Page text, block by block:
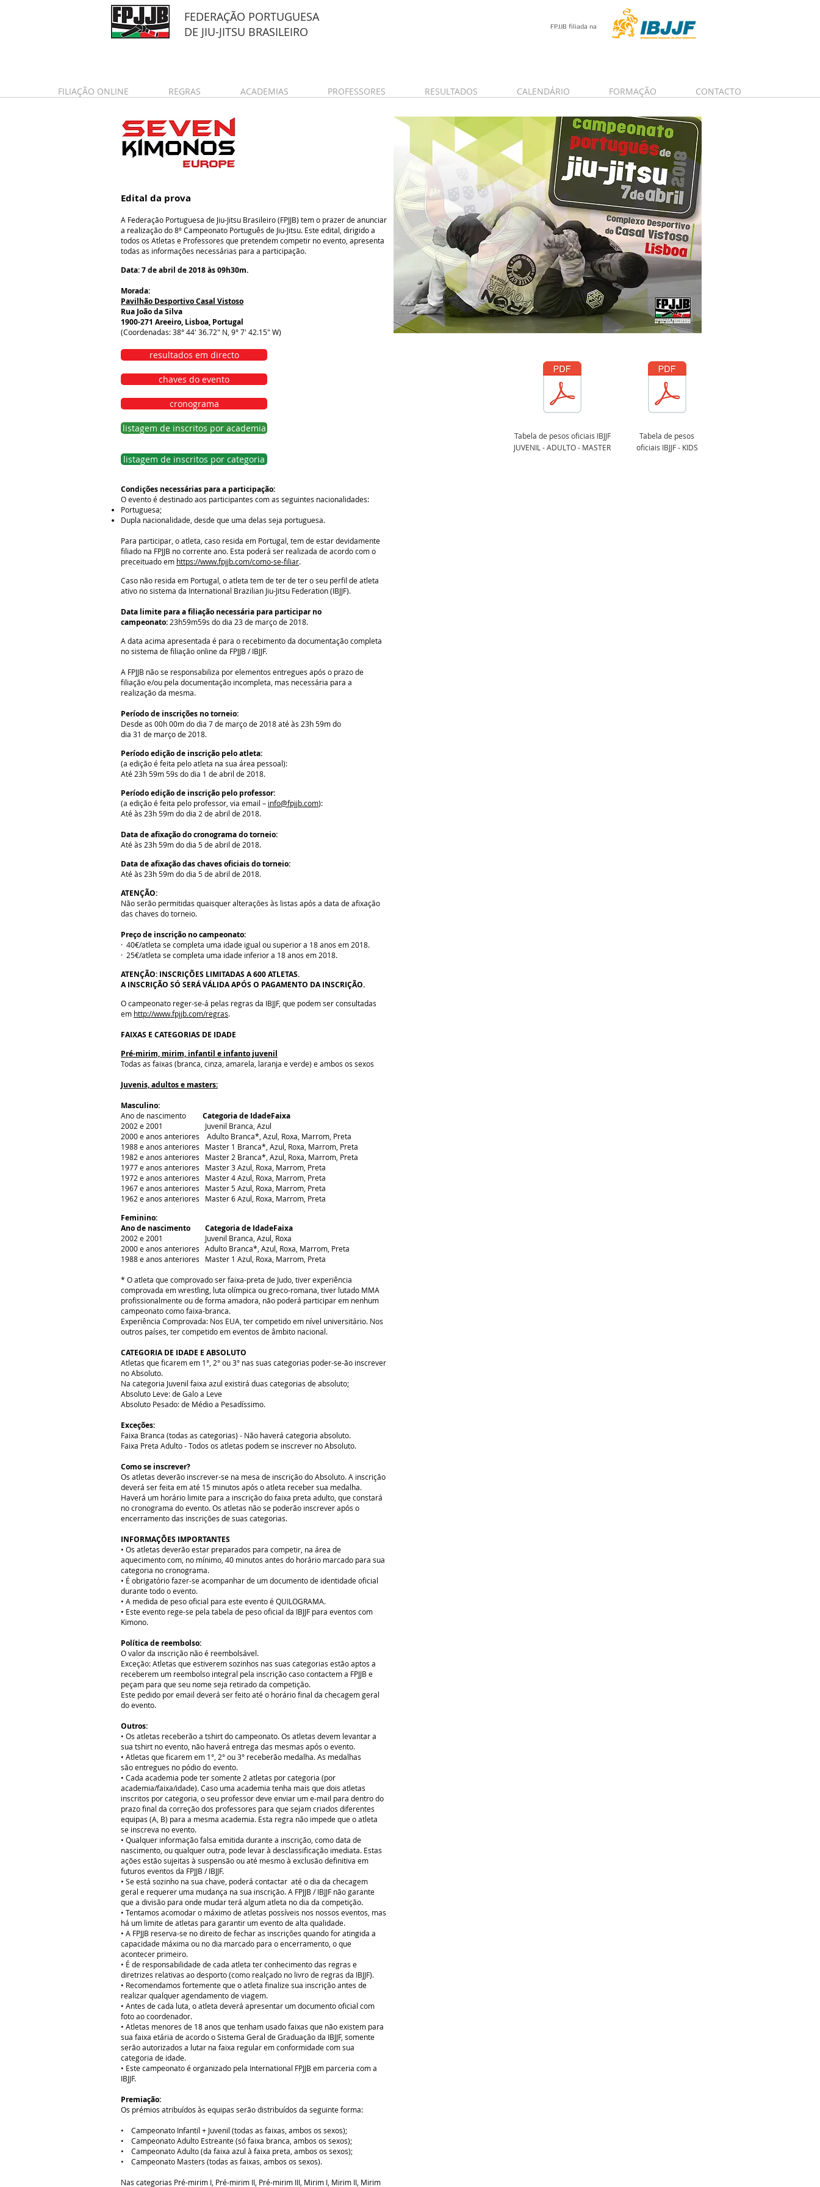
FEDERAÇÃO PORTUGUESA
DE JIU-JITSU BRASILEIRO FPJJB filiada na
FILIAÇÃO ONLINE REGRAS ACADEMIAS PROFESSORES RESULTADOS CALENDÁRIO FORMAÇÃO CONTACTO
Edital da prova
A Federação Portuguesa de Jiu-Jitsu Brasileiro (FPJJB) tem o prazer de anunciar
a realização do 8º Campeonato Português de Jiu-Jitsu. Este edital, dirigido a
todos os Atletas e Professores que pretendem competir no evento, apresenta
todas as informações necessárias para a participação.
Data: 7 de abril de 2018 às 09h30m.
Morada:
Pavilhão Desportivo Casal Vistoso
Rua João da Silva
1900-271 Areeiro, Lisboa, Portugal
(Coordenadas: 38° 44' 36.72" N, 9° 7' 42.15" W)
Condições necessárias para a participação:
O evento é destinado aos participantes com as seguintes nacionalidades:
Portuguesa;
Dupla nacionalidade, desde que uma delas seja portuguesa.
Para participar, o atleta, caso resida em Portugal, tem de estar devidamente
filiado na FPJJB no corrente ano. Esta poderá ser realizada de acordo com o
preceituado em https://www.fpjjb.com/como-se-filiar.
Caso não resida em Portugal, o atleta tem de ter de ter o seu perfil de atleta
ativo no sistema da International Brazilian Jiu-Jitsu Federation (IBJJF).
Data limite para a filiação necessária para participar no
campeonato: 23h59m59s do dia 23 de março de 2018.
A data acima apresentada é para o recebimento da documentação completa
no sistema de filiação online da FPJJB / IBJJF.
A FPJJB não se responsabiliza por elementos entregues após o prazo de
filiação e/ou pela documentação incompleta, mas necessária para a
realização da mesma.
Período de inscrições no torneio:
Desde as 00h 00m do dia 7 de março de 2018 até às 23h 59m do
dia 31 de março de 2018.
Período edição de inscrição pelo atleta:
(a edição é feita pelo atleta na sua área pessoal):
Até 23h 59m 59s do dia 1 de abril de 2018.
Período edição de inscrição pelo professor:
(a edição é feita pelo professor, via email – info@fpjjb.com):
Até às 23h 59m do dia 2 de abril de 2018.
Data de afixação do cronograma do torneio:
Até às 23h 59m do dia 5 de abril de 2018.
Data de afixação das chaves oficiais do torneio:
Até às 23h 59m do dia 5 de abril de 2018.
ATENÇÃO:
Não serão permitidas quaisquer alterações às listas após a data de afixação
das chaves do torneio.
Preço de inscrição no campeonato:
· 40€/atleta se completa uma idade igual ou superior a 18 anos em 2018.
· 25€/atleta se completa uma idade inferior a 18 anos em 2018.
ATENÇÃO: INSCRIÇÕES LIMITADAS A 600 ATLETAS.
A INSCRIÇÃO SÓ SERÁ VÁLIDA APÓS O PAGAMENTO DA INSCRIÇÃO.
O campeonato reger-se-á pelas regras da IBJJF, que podem ser consultadas
em http://www.fpjjb.com/regras.
FAIXAS E CATEGORIAS DE IDADE
Pré-mirim, mirim, infantil e infanto juvenil
Todas as faixas (branca, cinza, amarela, laranja e verde) e ambos os sexos
Juvenis, adultos e masters:
Masculino:
Ano de nascimento Categoria de IdadeFaixa
2002 e 2001 Juvenil Branca, Azul
2000 e anos anteriores Adulto Branca*, Azul, Roxa, Marrom, Preta
1988 e anos anteriores Master 1 Branca*, Azul, Roxa, Marrom, Preta
1982 e anos anteriores Master 2 Branca*, Azul, Roxa, Marrom, Preta
1977 e anos anteriores Master 3 Azul, Roxa, Marrom, Preta
1972 e anos anteriores Master 4 Azul, Roxa, Marrom, Preta
1967 e anos anteriores Master 5 Azul, Roxa, Marrom, Preta
1962 e anos anteriores Master 6 Azul, Roxa, Marrom, Preta
Feminino:
Ano de nascimento Categoria de IdadeFaixa
2002 e 2001 Juvenil Branca, Azul, Roxa
2000 e anos anteriores Adulto Branca*, Azul, Roxa, Marrom, Preta
1988 e anos anteriores Master 1 Azul, Roxa, Marrom, Preta
* O atleta que comprovado ser faixa-preta de Judo, tiver experiência
comprovada em wrestling, luta olímpica ou greco-romana, tiver lutado MMA
profissionalmente ou de forma amadora, não poderá participar em nenhum
campeonato como faixa-branca.
Experiência Comprovada: Nos EUA, ter competido em nível universitário. Nos
outros países, ter competido em eventos de âmbito nacional.
CATEGORIA DE IDADE E ABSOLUTO
Atletas que ficarem em 1°, 2° ou 3° nas suas categorias poder-se-ão inscrever
no Absoluto.
Na categoria Juvenil faixa azul existirá duas categorias de absoluto;
Absoluto Leve: de Galo a Leve
Absoluto Pesado: de Médio a Pesadíssimo.
Exceções:
Faixa Branca (todas as categorias) - Não haverá categoria absoluto.
Faixa Preta Adulto - Todos os atletas podem se inscrever no Absoluto.
Como se inscrever?
Os atletas deverão inscrever-se na mesa de inscrição do Absoluto. A inscrição
deverá ser feita em até 15 minutos após o atleta receber sua medalha.
Haverá um horário limite para a inscrição do faixa preta adulto, que constará
no cronograma do evento. Os atletas não se poderão inscrever após o
encerramento das inscrições de suas categorias.
INFORMAÇÕES IMPORTANTES
• Os atletas deverão estar preparados para competir, na área de
aquecimento com, no mínimo, 40 minutos antes do horário marcado para sua
categoria no cronograma.
• É obrigatório fazer-se acompanhar de um documento de identidade oficial
durante todo o evento.
• A medida de peso oficial para este evento é QUILOGRAMA.
• Este evento rege-se pela tabela de peso oficial da IBJJF para eventos com
Kimono.
Política de reembolso:
O valor da inscrição não é reembolsável.
Exceção: Atletas que estiverem sozinhos nas suas categorias estão aptos a
receberem um reembolso integral pela inscrição caso contactem a FPJJB e
peçam para que seu nome seja retirado da competição.
Este pedido por email deverá ser feito até o horário final da checagem geral
do evento.
Outros:
• Os atletas receberão a tshirt do campeonato. Os atletas devem levantar a
sua tshirt no evento, não haverá entrega das mesmas após o evento.
• Atletas que ficarem em 1°, 2° ou 3° receberão medalha. As medalhas
são entregues no pódio do evento.
• Cada academia pode ter somente 2 atletas por categoria (por
academia/faixa/idade). Caso uma academia tenha mais que dois atletas
inscritos por categoria, o seu professor deve enviar um e-mail para dentro do
prazo final da correção dos professores para que sejam criados diferentes
equipas (A, B) para a mesma academia. Esta regra não impede que o atleta
se inscreva no evento.
• Qualquer informação falsa emitida durante a inscrição, como data de
nascimento, ou qualquer outra, pode levar à desclassificação imediata. Estas
ações estão sujeitas à suspensão ou até mesmo à exclusão definitiva em
futuros eventos da FPJJB / IBJJF.
• Se está sozinho na sua chave, poderá contactar até o dia da checagem
geral e requerer uma mudança na sua inscrição. A FPJJB / IBJJF não garante
que a divisão para onde mudar terá algum atleta no dia da competição.
• Tentamos acomodar o máximo de atletas possíveis nos nossos eventos, mas
há um limite de atletas para garantir um evento de alta qualidade.
• A FPJJB reserva-se no direito de fechar as inscrições quando for atingida a
capacidade máxima ou no dia marcado para o encerramento, o que
acontecer primeiro.
• É de responsabilidade de cada atleta ter conhecimento das regras e
diretrizes relativas ao desporto (como realçado no livro de regras da IBJJF).
• Recomendamos fortemente que o atleta finalize sua inscrição antes de
realizar qualquer agendamento de viagem.
• Antes de cada luta, o atleta deverá apresentar um documento oficial com
foto ao coordenador.
• Atletas menores de 18 anos que tenham usado faixas que não existem para
sua faixa etária de acordo o Sistema Geral de Graduação da IBJJF, somente
serão autorizados a lutar na faixa regular em conformidade com sua
categoria de idade.
• Este campeonato é organizado pela International FPJJB em parceria com a
IBJJF.
Premiação:
Os prémios atribuídos às equipas serão distribuídos da seguinte forma:
• Campeonato Infantil + Juvenil (todas as faixas, ambos os sexos);
• Campeonato Adulto Estreante (só faixa branca, ambos os sexos);
• Campeonato Adulto (da faixa azul à faixa preta, ambos os sexos);
• Campeonato Masters (todas as faixas, ambos os sexos).
Nas categorias Pré-mirim I, Pré-mirim II, Pré-mirim III, Mirim I, Mirim II, Mirim
resultados em directo
listagem de inscritos por academia
listagem de inscritos por categoria
chaves do evento
cronograma
Tabela de pesos oficiais IBJJF
JUVENIL - ADULTO - MASTER
Tabela de pesos
oficiais IBJJF - KIDS